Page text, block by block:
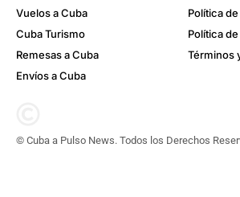
Vuelos a Cuba
Cuba Turismo
Remesas a Cuba
Envíos a Cuba
Política
Política
Términos
© Cuba a Pulso News. Todos los Derechos